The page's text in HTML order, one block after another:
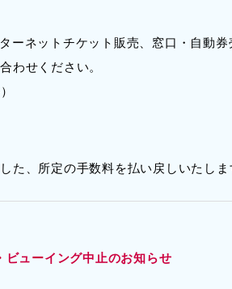
ーネットチケット販売、窓口・自動
わせください。
た、所定の手数料を払い戻しいたしま
ューイング中止のお知らせ